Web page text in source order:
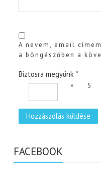
A nevem, email
a böngészőben a
Biztosra megyünk *
× 5
FACEBOOK